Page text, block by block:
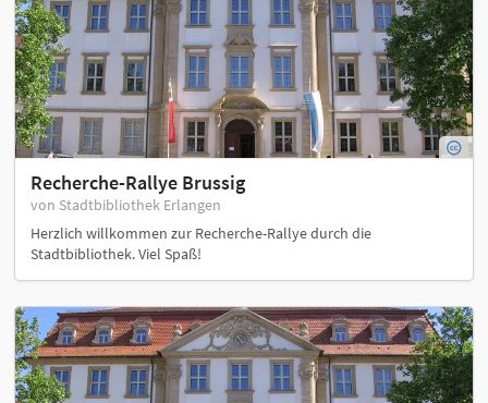
Recherche-Rallye Brussig
von Stadtbibliothek Erlangen
Herzlich willkommen zur Recherche-Rallye durch die
Stadtbibliothek. Viel Spaß!